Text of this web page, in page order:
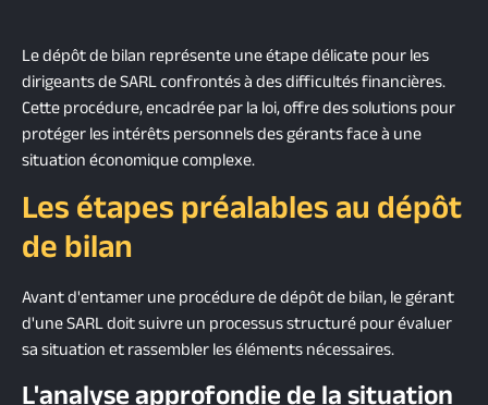
Le dépôt de bilan représente une étape délicate pour les
dirigeants de SARL confrontés à des difficultés financières.
Cette procédure, encadrée par la loi, offre des solutions pour
protéger les intérêts personnels des gérants face à une
situation économique complexe.
Les étapes préalables au dépôt
de bilan
Avant d'entamer une procédure de dépôt de bilan, le gérant
d'une SARL doit suivre un processus structuré pour évaluer
sa situation et rassembler les éléments nécessaires.